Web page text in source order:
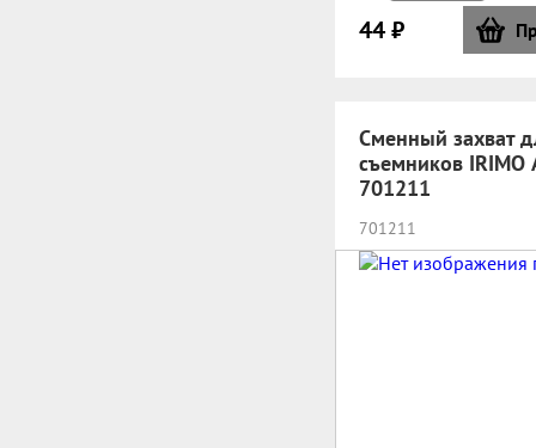
44 ₽
Сменный захват
съемников IRIMO
701211
701211